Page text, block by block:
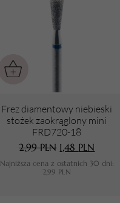
Frez diamentowy niebieski
stożek zaokrąglony mini
FRD720-18
2,99PLN 1,48 PLN
Najniższa cena z ostatnich 30 dni:
2,99 PLN